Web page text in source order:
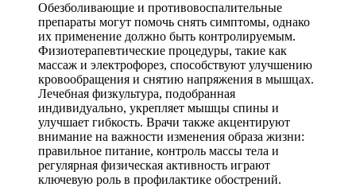
Обезболивающие и противовоспалительные
препараты могут помочь снять симптомы, однако
их применение должно быть контролируемым.
Физиотерапевтические процедуры, такие как
массаж и электрофорез, способствуют улучшению
кровообращения и снятию напряжения в мышцах.
Лечебная физкультура, подобранная
индивидуально, укрепляет мышцы спины и
улучшает гибкость. Врачи также акцентируют
внимание на важности изменения образа жизни:
правильное питание, контроль массы тела и
регулярная физическая активность играют
ключевую роль в профилактике обострений.